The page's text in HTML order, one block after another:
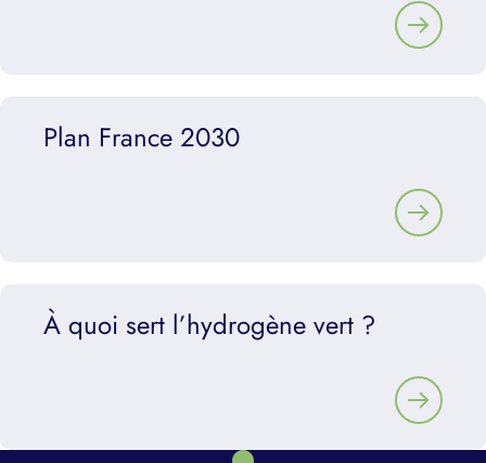
Plan France 2030
À quoi sert l’hydrogène vert ?